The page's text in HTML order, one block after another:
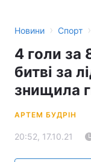
Новини › Спорт ›
4 голи за
битві за
знищила
АРТЕМ БУДРІН
20:52, 17.10.21